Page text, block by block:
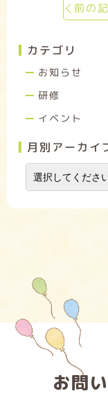
前の
カテゴリ
お知らせ
研修
イベント
月別アーカイ
お問